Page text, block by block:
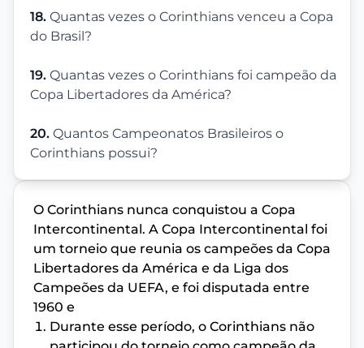
18. Quantas vezes o Corinthians venceu a Copa
do Brasil?
19. Quantas vezes o Corinthians foi campeão da
Copa Libertadores da América?
20. Quantos Campeonatos Brasileiros o
Corinthians possui?
O Corinthians nunca conquistou a Copa
Intercontinental. A Copa Intercontinental foi
um torneio que reunia os campeões da Copa
Libertadores da América e da Liga dos
Campeões da UEFA, e foi disputada entre
1960 e
Durante esse período, o Corinthians não